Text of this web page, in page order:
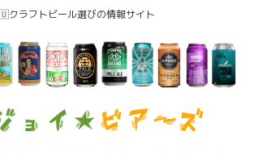
ラフトビール選びの情報サイト